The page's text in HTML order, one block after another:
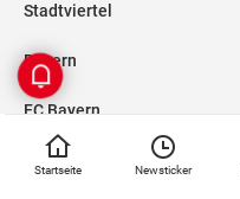
Startseite Newsticker
Stadtviertel
Bayern
FC Bayern
TSV 1860